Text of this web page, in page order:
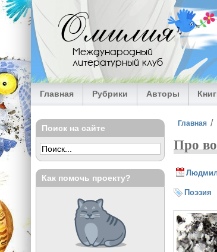
Перейти к основному содержанию
Омилия
Международный
литературный клуб
Главная Рубрики Авторы
Вы
Главная
Про
Поэзия
Поиск на сайте
Как помочь проекту?